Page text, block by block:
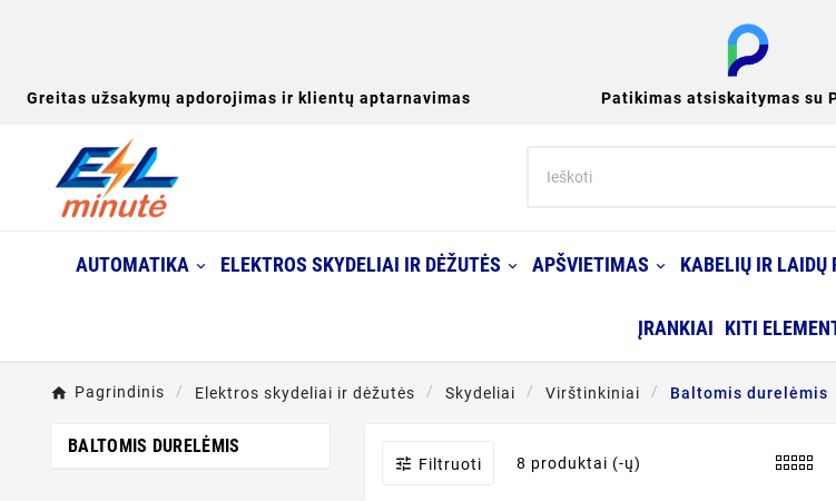
Greitas užsakymų apdorojimas ir klientų aptarnavimas Patikimas atsiskaitymas su
AUTOMATIKA ELEKTROS SKYDELIAI IR DĖŽUTĖS APŠVIETIMAS KABELIŲ IR LAIDŲ
ĮRANKIAI KITI
Pagrindinis Elektros skydeliai ir dėžutės Skydeliai Virštinkiniai Baltomis durelėmis
BALTOMIS DURELĖMIS
 Filtruoti 8 produktai (-ų)